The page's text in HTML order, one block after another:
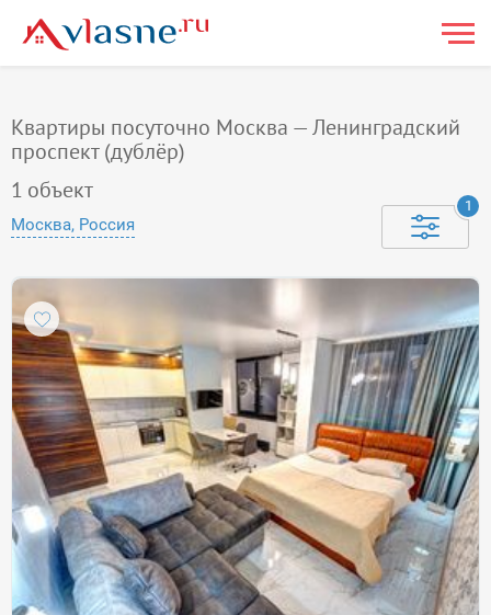
Квартиры посуточно Москва — Ленинградский
проспект (дублёр)
1 объект
Москва, Россия
1